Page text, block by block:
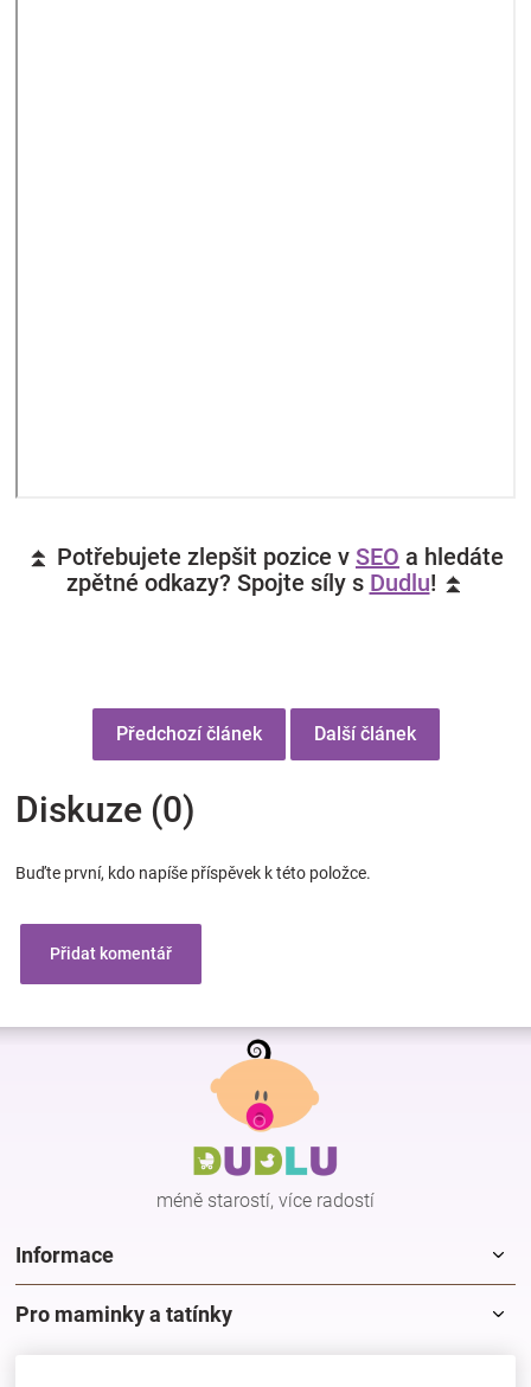
⏫ Potřebujete zlepšit pozice v SEO a hledáte
zpětné odkazy? Spojte síly s Dudlu! ⏫
Předchozí článek Další článek
Diskuze (0)
Buďte první, kdo napíše příspěvek k této položce.
Přidat komentář
Z
méně starostí, více radostí
Informace
Pro maminky a tatínky